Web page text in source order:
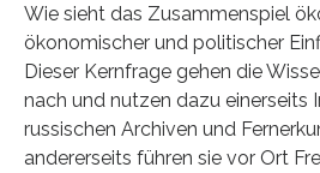
Wie sieht das Zusammenspiel
ökonomischer und politischer
Dieser Kernfrage gehen die
nach und nutzen dazu einerseits
russischen Archiven und
andererseits führen sie vor Ort